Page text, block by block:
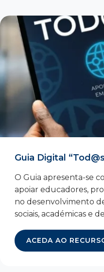
Guia Digital
O Guia apresenta-se
apoiar educadores,
no desenvolvimento
sociais, académicas e
ACEDA AO